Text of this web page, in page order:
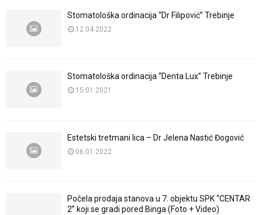
Stomatološka ordinacija “Dr Filipović” Trebinje
12.04.2022
Stomatološka ordinacija “Denta Lux” Trebinje
15.01.2021
Estetski tretmani lica – Dr Jelena Nastić Đogović
06.01.2022
Počela prodaja stanova u 7. objektu SPK “CENTAR
2” koji se gradi pored Binga (Foto + Video)